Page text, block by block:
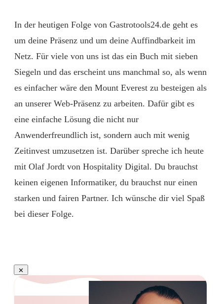
In der heutigen Folge von Gastrotools24.de geht es
um deine Präsenz und um deine Auffindbarkeit im
Netz. Für viele von uns ist das ein Buch mit sieben
Siegeln und das erscheint uns manchmal so, als wenn
es einfacher wäre den Mount Everest zu besteigen als
an unserer Web-Präsenz zu arbeiten. Dafür gibt es
eine einfache Lösung die nicht nur
Anwenderfreundlich ist, sondern auch mit wenig
Zeitinvest umzusetzen ist. Darüber spreche ich heute
mit Olaf Jordt von Hospitality Digital. Du brauchst
keinen eigenen Informatiker, du brauchst nur einen
starken und fairen Partner. Ich wünsche dir viel Spaß
bei dieser Folge.